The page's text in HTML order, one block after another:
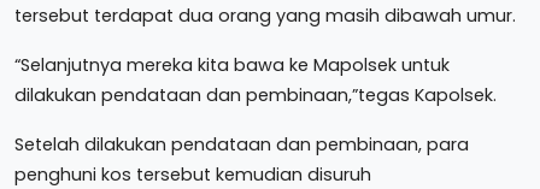
tersebut terdapat dua orang yang masih dibawah umur.
“Selanjutnya mereka kita bawa ke Mapolsek untuk
dilakukan pendataan dan pembinaan,”tegas Kapolsek.
Setelah dilakukan pendataan dan pembinaan, para
penghuni kos tersebut kemudian disuruh